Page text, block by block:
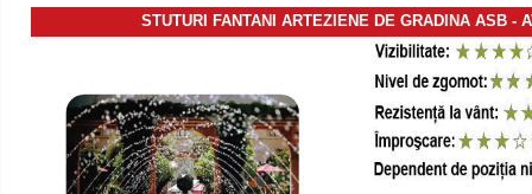
STUTURI FANTANI ARTEZIENE DE GRADINA ASB -